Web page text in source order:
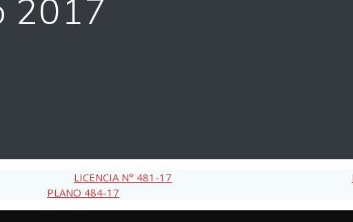
2017
LICENCIA N° 481-17
PLANO 484-17